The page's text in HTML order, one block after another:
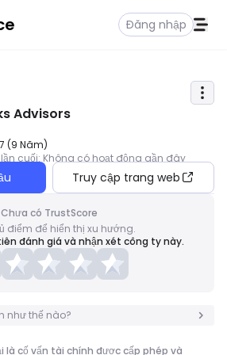
Đăng nhập
Advisors
(9 Năm)
cuối: Không có hoạt động gần đây
Truy cập trang web
Chưa có TrustScore
điểm để hiển thị xu hướng.
đánh giá và nhận xét công ty này.
như thế nào?
là cố vấn tài chính được cấp phép và